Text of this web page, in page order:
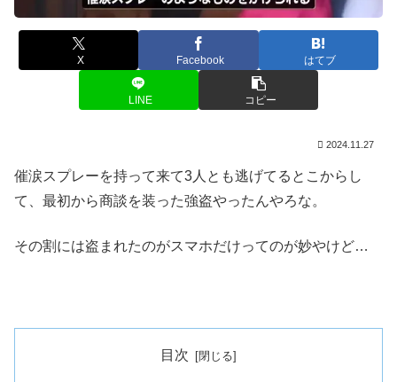
X Facebook はてブ
LINE コピー
2024.11.27
催涙スプレーを持って来て3人とも逃げてるとこからし
て、最初から商談を装った強盗やったんやろな。
その割には盗まれたのがスマホだけってのが妙やけど…
目次